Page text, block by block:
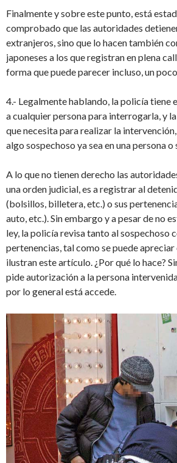
Finalmente y sobre este punto, está
comprobado que las autoridades
extranjeros, sino que lo hacen también
japoneses a los que registran en plena
forma que puede parecer incluso, un
4.- Legalmente hablando, la policía tiene
a cualquier persona para interrogarla, y
que necesita para realizar la
algo sospechoso ya sea en una persona o
A lo que no tienen derecho las
una orden judicial, es a registrar al
(bolsillos, billetera, etc.) o sus
auto, etc.). Sin embargo y a pesar de no
ley, la policía revisa tanto al sospechoso
pertenencias, tal como se puede
ilustran este artículo. ¿Por qué lo hace?
pide autorización a la persona
por lo general está accede.